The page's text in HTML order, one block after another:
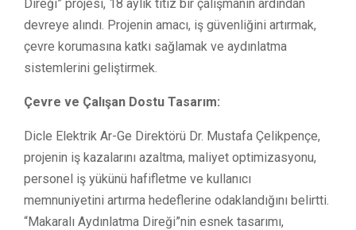
Direği” projesi, 18 aylık titiz bir çalışmanın ardından
devreye alındı. Projenin amacı, iş güvenliğini artırmak,
çevre korumasına katkı sağlamak ve aydınlatma
sistemlerini geliştirmek.
Çevre ve Çalışan Dostu Tasarım:
Dicle Elektrik Ar-Ge Direktörü Dr. Mustafa Çelikpençe,
projenin iş kazalarını azaltma, maliyet optimizasyonu,
personel iş yükünü hafifletme ve kullanıcı
memnuniyetini artırma hedeflerine odaklandığını belirtti.
“Makaralı Aydınlatma Direği”nin esnek tasarımı,